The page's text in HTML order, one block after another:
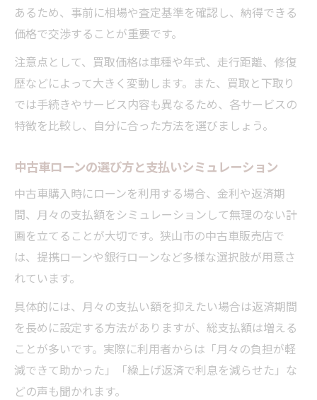
あるため、事前に相場や査定基準を確認し、納得できる
価格で交渉することが重要です。
注意点として、買取価格は車種や年式、走行距離、修復
歴などによって大きく変動します。また、買取と下取り
では手続きやサービス内容も異なるため、各サービスの
特徴を比較し、自分に合った方法を選びましょう。
中古車ローンの選び方と支払いシミュレーション
中古車購入時にローンを利用する場合、金利や返済期
間、月々の支払額をシミュレーションして無理のない計
画を立てることが大切です。狭山市の中古車販売店で
は、提携ローンや銀行ローンなど多様な選択肢が用意さ
れています。
具体的には、月々の支払い額を抑えたい場合は返済期間
を長めに設定する方法がありますが、総支払額は増える
ことが多いです。実際に利用者からは「月々の負担が軽
減できて助かった」「繰上げ返済で利息を減らせた」な
どの声も聞かれます。